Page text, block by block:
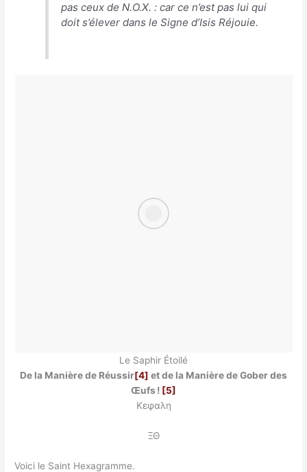
pas ceux de N.O.X. : car ce n’est pas lui qui
doit s’élever dans le Signe d’Isis Réjouie.
Le Saphir Étoilé
De la Manière de Réussir[4] et de la Manière de Gober des
Œufs ! [5]
Κεφαλη
ΞΘ
Voici le Saint Hexagramme.